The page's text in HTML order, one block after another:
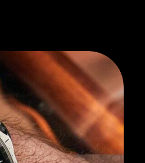
oder zu
um die
Wert ein oder
Anzahl: Gib den